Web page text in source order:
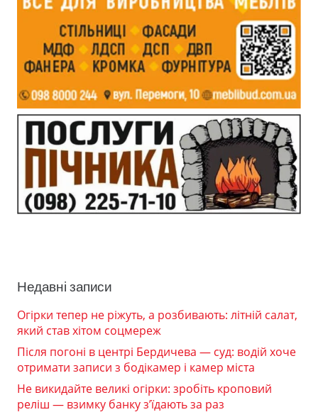
Недавні записи
Огірки тепер не ріжуть, а розбивають: літній салат,
який став хітом соцмереж
Після погоні в центрі Бердичева — суд: водій хоче
отримати записи з бодікамер і камер міста
Не викидайте великі огірки: зробіть кроповий
реліш — взимку банку з’їдають за раз